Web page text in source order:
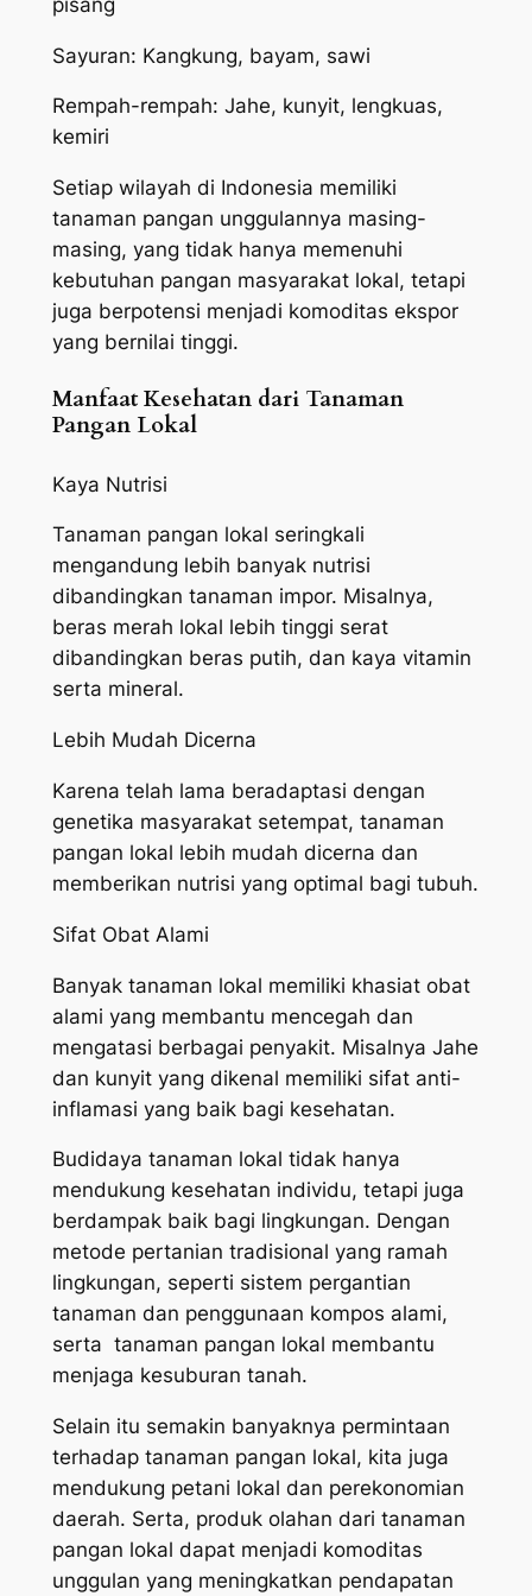
Sayuran: Kangkung, bayam, sawi
Rempah-rempah: Jahe, kunyit, lengkuas,
kemiri
Setiap wilayah di Indonesia memiliki
tanaman pangan unggulannya masing-
masing, yang tidak hanya memenuhi
kebutuhan pangan masyarakat lokal, tetapi
juga berpotensi menjadi komoditas ekspor
yang bernilai tinggi.
Manfaat Kesehatan dari Tanaman
Pangan Lokal
Kaya Nutrisi
Tanaman pangan lokal seringkali
mengandung lebih banyak nutrisi
dibandingkan tanaman impor. Misalnya,
beras merah lokal lebih tinggi serat
dibandingkan beras putih, dan kaya vitamin
serta mineral.
Lebih Mudah Dicerna
Karena telah lama beradaptasi dengan
genetika masyarakat setempat, tanaman
pangan lokal lebih mudah dicerna dan
memberikan nutrisi yang optimal bagi tubuh.
Sifat Obat Alami
Banyak tanaman lokal memiliki khasiat obat
alami yang membantu mencegah dan
mengatasi berbagai penyakit. Misalnya Jahe
dan kunyit yang dikenal memiliki sifat anti-
inflamasi yang baik bagi kesehatan.
Budidaya tanaman lokal tidak hanya
mendukung kesehatan individu, tetapi juga
berdampak baik bagi lingkungan. Dengan
metode pertanian tradisional yang ramah
lingkungan, seperti sistem pergantian
tanaman dan penggunaan kompos alami,
serta tanaman pangan lokal membantu
menjaga kesuburan tanah.
Selain itu semakin banyaknya permintaan
terhadap tanaman pangan lokal, kita juga
mendukung petani lokal dan perekonomian
daerah. Serta, produk olahan dari tanaman
pangan lokal dapat menjadi komoditas
unggulan yang meningkatkan pendapatan